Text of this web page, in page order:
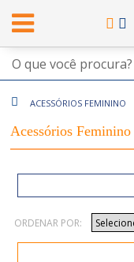
ACESSÓRIOS FEMININO
Acessórios Feminino
ORDENAR POR: